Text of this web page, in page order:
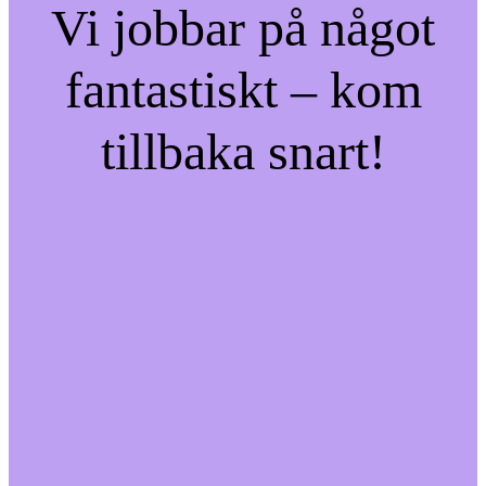
Vi jobbar på något
fantastiskt – kom
tillbaka snart!